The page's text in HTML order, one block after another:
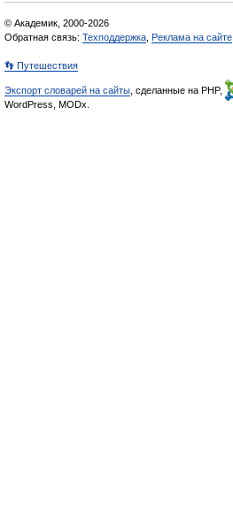
© Академик, 2000-2026
Обратная связь: Техподдержка Реклама на сайте
👣 Путешествия
Экспорт словарей на сайты , сделанные на PHP,
WordPress, MODx.